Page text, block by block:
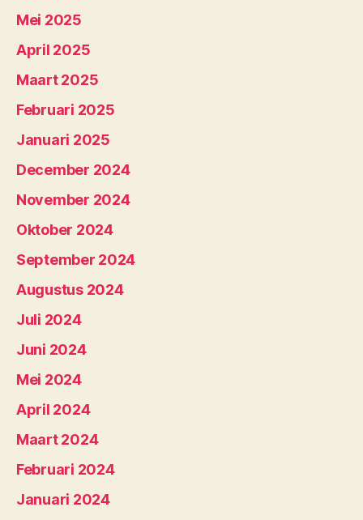
Mei 2025
April 2025
Maart 2025
Februari 2025
Januari 2025
December 2024
November 2024
Oktober 2024
September 2024
Augustus 2024
Juli 2024
Juni 2024
Mei 2024
April 2024
Maart 2024
Februari 2024
Januari 2024